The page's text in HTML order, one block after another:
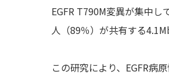
EGFR T790M変異が集中
人（89％）が共有する
この研究により、EGFR病